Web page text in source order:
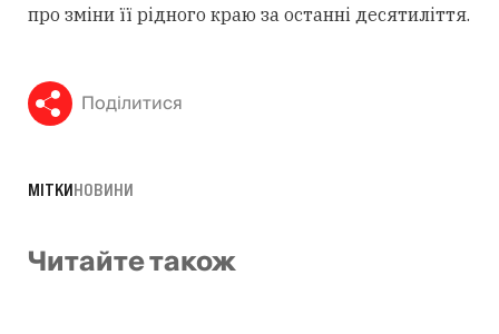
про зміни її рідного краю за останні десятиліття.
Поділитися
МІТКИНОВИНИ
Читайте також